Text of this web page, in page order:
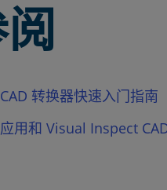
转换器快速入门指南
用和 Visual Inspect